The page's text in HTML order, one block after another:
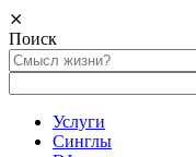
⨯
Поиск
Найти:
Услуги
Синглы